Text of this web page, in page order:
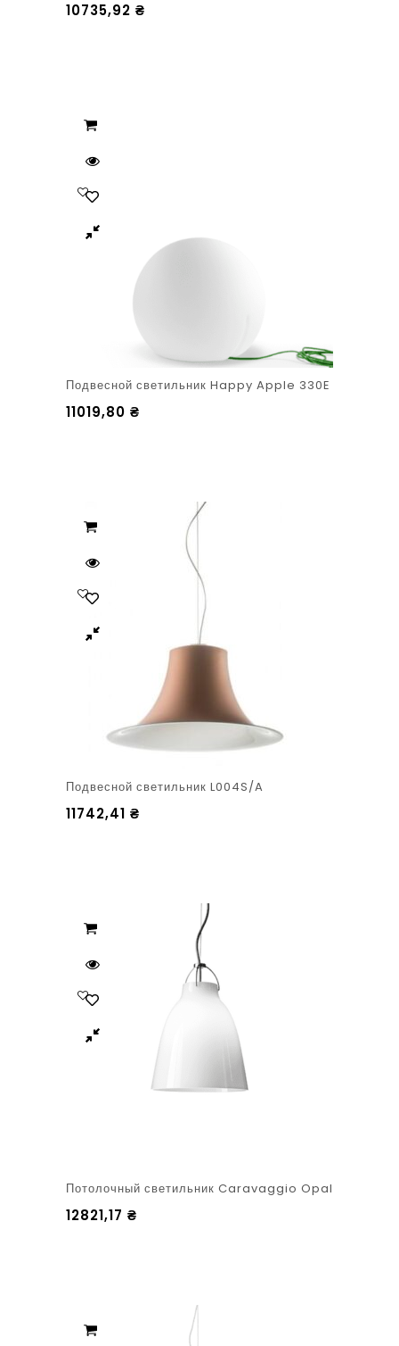
10735,92 ₴
Подвесной светильник Happy Apple 330E
11019,80 ₴
Подвесной светильник L004S/A
11742,41 ₴
Потолочный светильник Caravaggio Opal
12821,17 ₴